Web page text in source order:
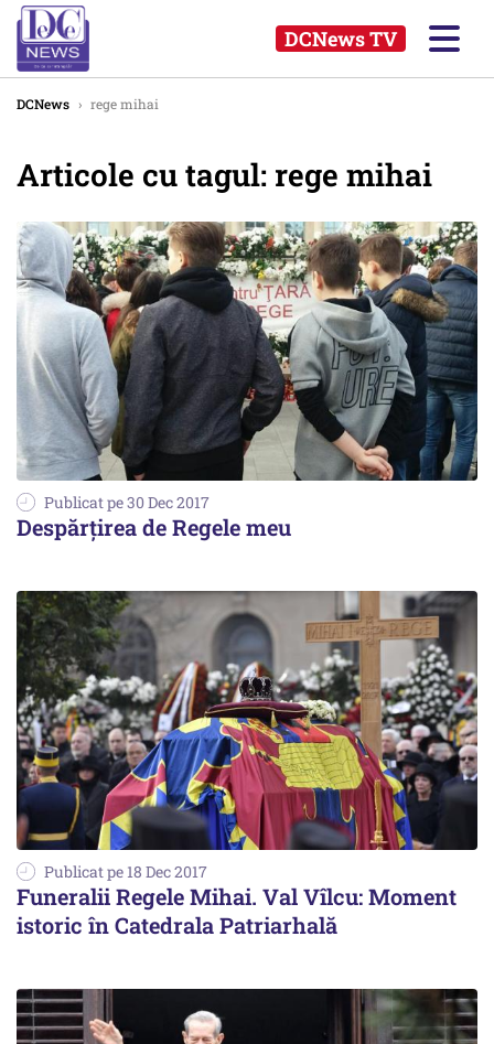
DCNews TV
DCNews › rege mihai
Articole cu tagul: rege mihai
Publicat pe 30 Dec 2017
Despărțirea de Regele meu
Publicat pe 18 Dec 2017
Funeralii Regele Mihai. Val Vîlcu: Moment
istoric în Catedrala Patriarhală